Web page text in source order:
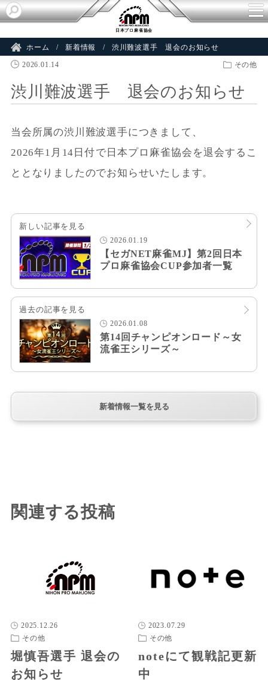
日本プロ麻雀協会
ホーム 新着情報 渋川難波選手 退会のお知らせ
2026.01.14 その他
渋川難波選手 退会のお知らせ
当会所属の渋川難波選手につきまして、
2026年1月14日付で日本プロ麻雀協会を退会するこ
ととなりましたのでお知らせいたします。
新しい記事を見る
2026.01.19
【セガNET麻雀MJ】第2回日本
プロ麻雀協会CUP参加者一覧
過去の記事を見る
2026.01.08
第14回チャンピオンロード～女
流雀王シリーズ～
新着情報一覧を見る
関連する投稿
2025.12.26
その他
堀慎吾選手 退会の
お知らせ
2023.07.29
その他
noteにて観戦記更新
中